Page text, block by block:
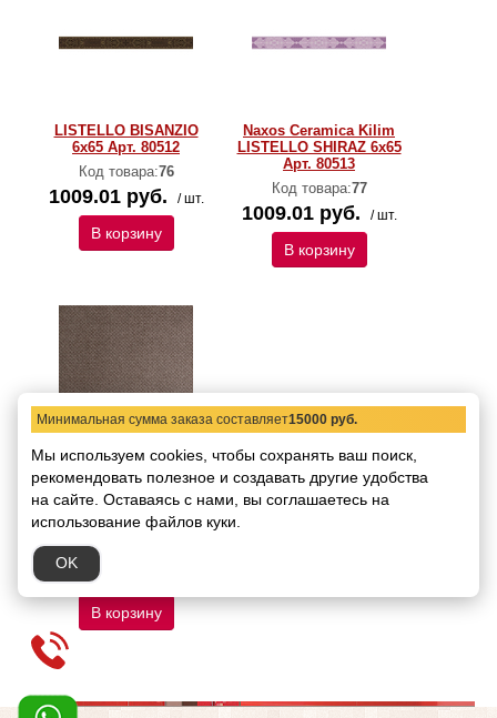
LISTELLO BISANZIO
6x65 Арт. 80512
Код товара:76
1009.01 руб. / шт.
В корзину
Naxos Ceramica Kilim
LISTELLO SHIRAZ 6x65
Арт. 80513
Код товара:77
1009.01 руб. / шт.
В корзину
Керамогранит Naxos
Ceramica Kilim PETRA
PAV 32.5x32.5 Арт.
78488*
Код товара:
Размер:
3339.00 руб.
В корзину
Минимальная сумма заказа составляет15000 руб.
Мы используем cookies, чтобы сохранять ваш поиск,
рекомендовать полезное и создавать другие удобства
на сайте. Оставаясь с нами, вы соглашаетесь на
использование файлов куки.
OK